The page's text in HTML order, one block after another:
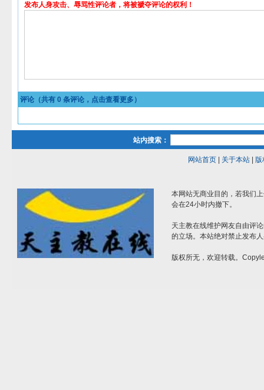
发布人身攻击、辱骂性评论者，将被褫夺评论的权利！
评论（共有 0 条评论，点击查看更多）
站内搜索：
网站首页| 关于本站| 版
本网站无商业目的，若我们
会在24小时内撤下。
天主教在线维护网友自由评
的立场。本站绝对禁止发布
版权所无，欢迎转载。